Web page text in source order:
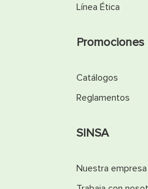
Línea Ética
Promociones
Catálogos
Reglamentos
SINSA
Nuestra empresa